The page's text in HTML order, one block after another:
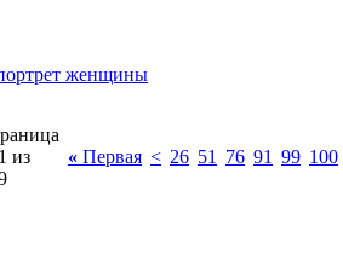
женщины
из
« Первая < 26 51 76 91 99 100